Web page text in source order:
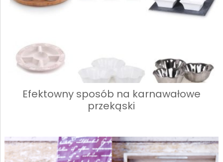
Efektowny sposób na karnawałowe
przekąski